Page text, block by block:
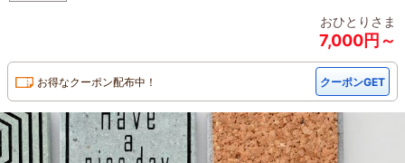
おひとりさま
7,000円～
お得なクーポン配布中！ クーポンGET